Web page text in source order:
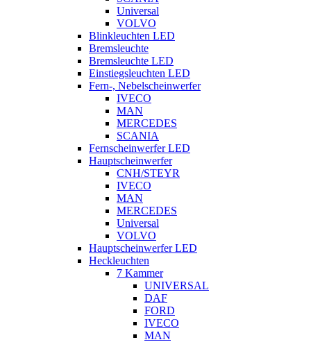
Universal
VOLVO
Blinkleuchten LED
Bremsleuchte
Bremsleuchte LED
Einstiegsleuchten LED
Fern-, Nebelscheinwerfer
IVECO
MAN
MERCEDES
SCANIA
Fernscheinwerfer LED
Hauptscheinwerfer
CNH/STEYR
IVECO
MAN
MERCEDES
Universal
VOLVO
Hauptscheinwerfer LED
Heckleuchten
7 Kammer
UNIVERSAL
DAF
FORD
IVECO
MAN